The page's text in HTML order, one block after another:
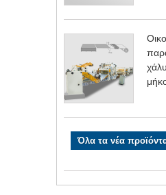
Όλα τα νέα